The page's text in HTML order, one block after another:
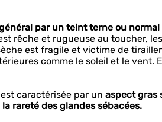
par un teint terne ou
rêche et rugueuse au toucher,
est fragile et victime de
comme le soleil et le vent.
est caractérisée par un aspect gras
rareté des glandes sébacées.